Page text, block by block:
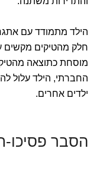
הילד מתמודד עם
חלק מהטיקים מקשים
מוסחת כתוצאה
החברתי, הילד עלול
ילדים אחרים.
הסבר פסיכו-